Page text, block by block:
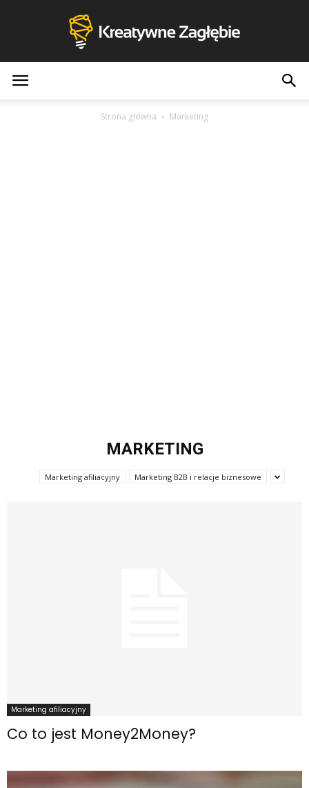
Strona główna Marketing
MARKETING
Marketing afiliacyjny Marketing B2B i relacje biznesowe
Marketing afiliacyjny
Co to jest Money2Money?